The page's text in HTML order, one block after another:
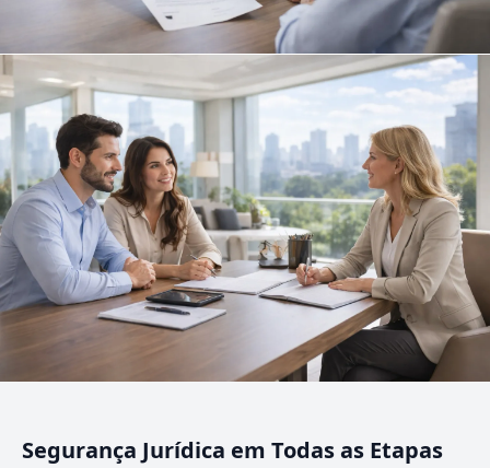
Segurança Jurídica em Todas as Etapas